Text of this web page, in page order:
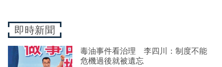
即時新聞
毒油事件看治理 李四川：制度不能
危機過後就被遺忘